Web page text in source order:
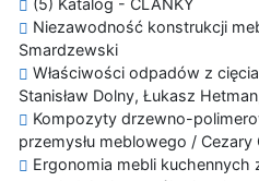
(5) Katalóg - ČLÁNKY
Niezawodność konstrukcji
Smardzewski
Właściwości odpadów z
Stanisław Dolny, Łukasz
Kompozyty drzewno-
przemysłu meblowego /
Ergonomia mebli kuchennych